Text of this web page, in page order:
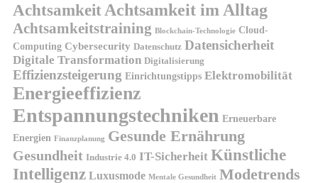
AchtsamkeitAchtsamkeit im Alltag
Achtsamkeitstraining Blockchain-Technologie Cloud-
Computing Cybersecurity Datenschutz Datensicherheit
Digitale Transformation Digitalisierung
Effizienzsteigerung Einrichtungstipps Elektromobilität
Energieeffizienz
Entspannungstechniken Erneuerbare
Energien Finanzplanung Gesunde Ernährung
Gesundheit Industrie 4.0 IT-Sicherheit Künstliche
Intelligenz Luxusmode Mentale Gesundheit Modetrends